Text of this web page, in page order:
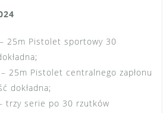
25m Pistolet sportowy 30
25m Pistolet centralnego zapłonu
dokładna;
trzy serie po 30 rzutków